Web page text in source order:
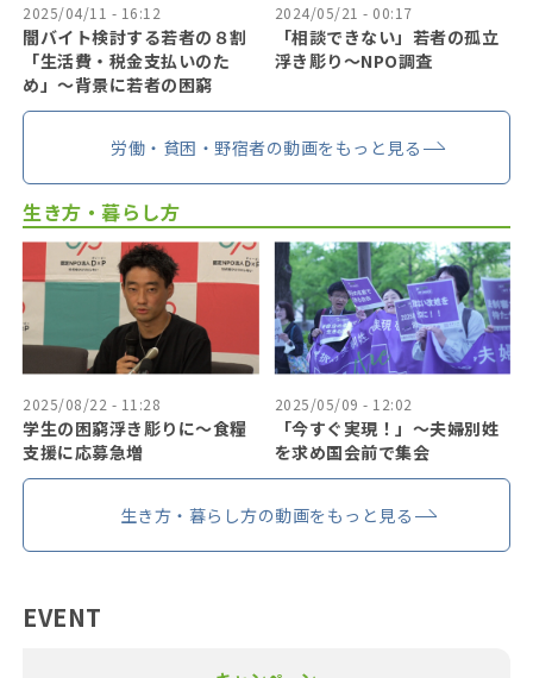
2025/04/11 - 16:12
闇バイト検討する若者の８割
「生活費・税金支払いのた
め」〜背景に若者の困窮
2024/05/21 - 00:17
「相談できない」若者の孤立
浮き彫り〜NPO調査
労働・貧困・野宿者の動画をもっと見る
生き方・暮らし方
2025/08/22 - 11:28
学生の困窮浮き彫りに〜食糧
支援に応募急増
2025/05/09 - 12:02
「今すぐ実現！」〜夫婦別姓
を求め国会前で集会
生き方・暮らし方の動画をもっと見る
EVENT